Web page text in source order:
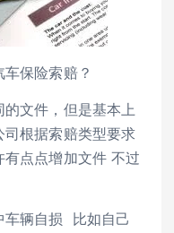
保险索赔？
文件，但是基本上
根据索赔类型要求
点点增加文件 不过
车辆自损 比如自己